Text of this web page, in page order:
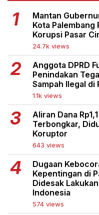
Mantan
Kota Palembang
Korupsi Pasar
24.7k views
Anggota DPRD
Penindakan
Sampah Ilegal di
1.1k views
Aliran Dana
Terbongkar,
Koruptor
643 views
Dugaan
Kepentingan di
Didesak
Indonesia
574 views